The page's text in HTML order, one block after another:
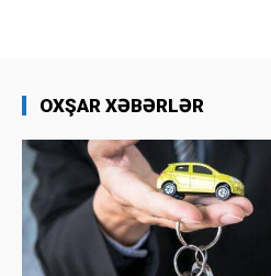
OXŞAR XƏBƏRLƏR